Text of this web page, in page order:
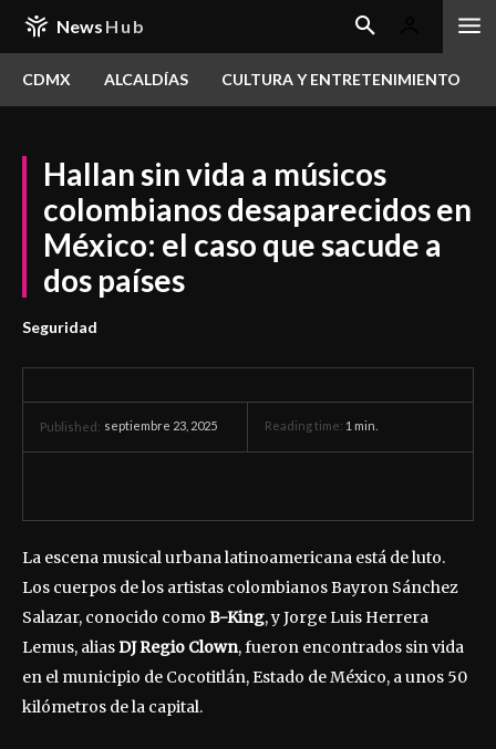
News Hub
CDMX ALCALDÍAS CULTURA Y ENTRETENIMIENTO
Hallan sin vida a músicos
colombianos desaparecidos en
México: el caso que sacude a
dos países
Seguridad
Published: septiembre 23, 2025 Reading time: 1 min.
La escena musical urbana latinoamericana está de luto.
Los cuerpos de los artistas colombianos Bayron Sánchez
Salazar, conocido como B-King, y Jorge Luis Herrera
Lemus, aliasDJ Regio Clown, fueron encontrados sin vida
en el municipio de Cocotitlán, Estado de México, a unos 50
kilómetros de la capital.